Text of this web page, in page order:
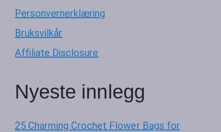
Personvernerklæring
Bruksvilkår
Affiliate Disclosure
Nyeste innlegg
25 Charming Crochet Flower Bags for